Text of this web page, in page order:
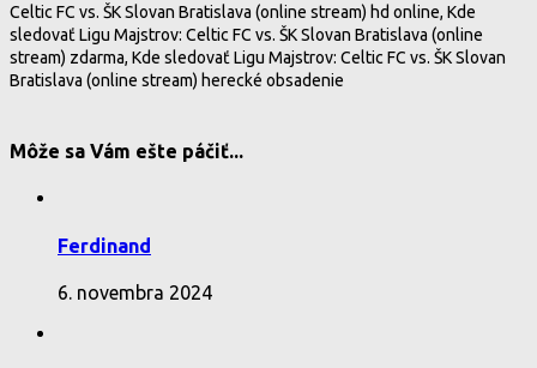
Celtic FC vs. ŠK Slovan Bratislava (online stream) hd online, Kde
sledovať Ligu Majstrov: Celtic FC vs. ŠK Slovan Bratislava (online
stream) zdarma, Kde sledovať Ligu Majstrov: Celtic FC vs. ŠK Slovan
Bratislava (online stream) herecké obsadenie
Môže sa Vám ešte páčiť...
Ferdinand
6. novembra 2024